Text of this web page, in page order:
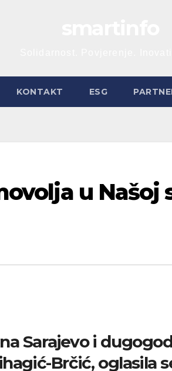
KONTAKT ESG
u Našoj
Sarajevo i
Brčić, oglasila